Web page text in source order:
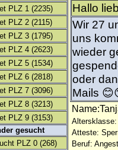
PLZ 1 (2235)
PLZ 2 (2115)
PLZ 3 (1795)
PLZ 4 (2623)
PLZ 5 (1534)
PLZ 6 (2818)
PLZ 7 (3096)
PLZ 8 (3213)
PLZ 9 (3153)
gesucht
PLZ 0 (268)
Hallo
Wir 27
uns
wieder
oder
Mails
Altersklasse:
Atteste:
Beruf: